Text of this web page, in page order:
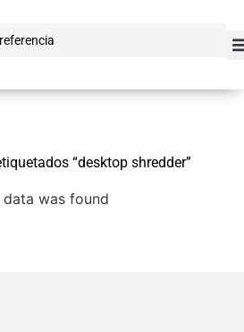
“desktop shredder”
data was found